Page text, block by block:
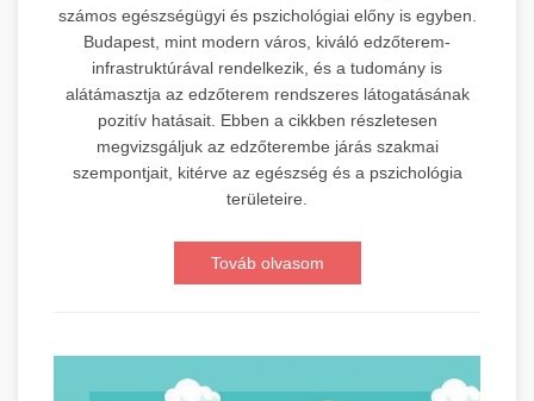
számos egészségügyi és pszichológiai előny is egyben.
Budapest, mint modern város, kiváló edzőterem-
infrastruktúrával rendelkezik, és a tudomány is
alátámasztja az edzőterem rendszeres látogatásának
pozitív hatásait. Ebben a cikkben részletesen
megvizsgáljuk az edzőterembe járás szakmai
szempontjait, kitérve az egészség és a pszichológia
területeire.
Továb olvasom